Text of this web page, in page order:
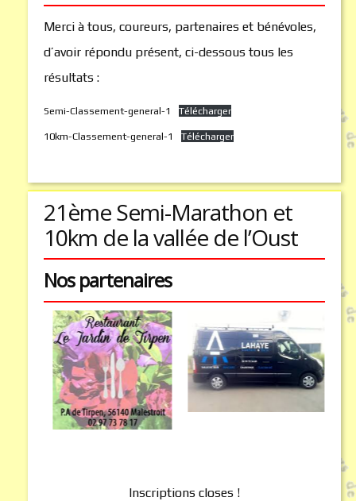
Merci à tous, coureurs, partenaires et bénévoles,
d’avoir répondu présent, ci-dessous tous les
résultats :
Semi-Classement-general-1 Télécharger
10km-Classement-general-1 Télécharger
21ème Semi-Marathon et
10km de la vallée de l’Oust
Nos partenaires
Inscriptions closes !